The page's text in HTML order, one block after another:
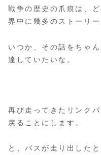
戦争の歴史の爪痕は、
界中に幾多のストーリ
いつか、その話をちゃ
達していたいな。
再び走ってきたリンク
戻ることにします。
と、バスが走り出した